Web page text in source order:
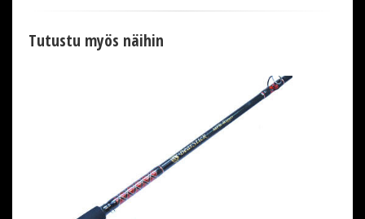
Tutustu myös näihin